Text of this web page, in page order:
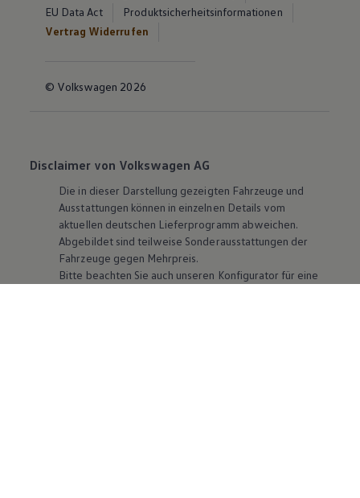
EU Data Act
Produktsicherheitsinformationen
Vertrag Widerrufen
© Volkswagen 2026
Disclaimer von Volkswagen AG
Die in dieser Darstellung gezeigten Fahrzeuge und
Ausstattungen können in einzelnen Details vom
aktuellen deutschen Lieferprogramm abweichen.
Abgebildet sind teilweise Sonderausstattungen der
Fahrzeuge gegen Mehrpreis.
Bitte beachten Sie auch unseren Konfigurator für eine